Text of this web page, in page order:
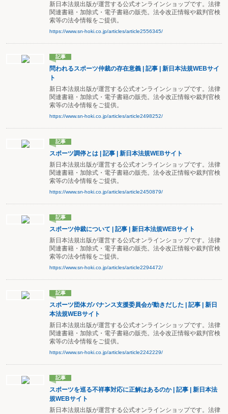
新日本法規出版が運営する公式オンラインショップです。法律
関連書籍・加除式・電子書籍の販売。法令改正情報や裁判官検
索等の法令情報をご提供。
https://www.sn-hoki.co.jp/articles/article2556345/
記事
問われるスポーツ仲裁の存在意義 | 記事 | 新日本法規WEBサイ
ト
新日本法規出版が運営する公式オンラインショップです。法律
関連書籍・加除式・電子書籍の販売。法令改正情報や裁判官検
索等の法令情報をご提供。
https://www.sn-hoki.co.jp/articles/article2498252/
記事
スポーツ調停とは | 記事 | 新日本法規WEBサイト
新日本法規出版が運営する公式オンラインショップです。法律
関連書籍・加除式・電子書籍の販売。法令改正情報や裁判官検
索等の法令情報をご提供。
https://www.sn-hoki.co.jp/articles/article2450879/
記事
スポーツ仲裁について | 記事 | 新日本法規WEBサイト
新日本法規出版が運営する公式オンラインショップです。法律
関連書籍・加除式・電子書籍の販売。法令改正情報や裁判官検
索等の法令情報をご提供。
https://www.sn-hoki.co.jp/articles/article2294472/
記事
スポーツ団体ガバナンス支援委員会が動きだした | 記事 | 新日
本法規WEBサイト
新日本法規出版が運営する公式オンラインショップです。法律
関連書籍・加除式・電子書籍の販売。法令改正情報や裁判官検
索等の法令情報をご提供。
https://www.sn-hoki.co.jp/articles/article2242229/
記事
スポーツを巡る不祥事対応に正解はあるのか | 記事 | 新日本法
規WEBサイト
新日本法規出版が運営する公式オンラインショップです。法律